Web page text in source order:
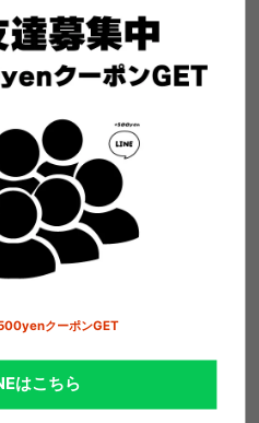
ンドコンセプトは「Street
も繊細でフェミニンな空気感を感
ンな雰囲気を融合させたスタイル
はこちら
クーポンGET
はこちら